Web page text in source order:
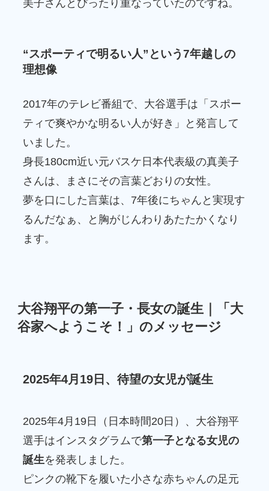
美子さんとぴったり重なっていたのですね。
“スポーティで明るい人”という7年越しの
理想像
2017年のテレビ番組で、大谷選手は「スポー
ティで爽やかな明るい人が好き」と発言して
いました。
身長180cm近い元バスケ日本代表級の真美子
さんは、まさにその言葉どおりの女性。
夢を口にした言葉は、7年後にちゃんと実現す
るんだなぁ、と胸がじんわりあたたかくなり
ます。
大谷翔平の第一子・長女の誕生｜「大
谷家へようこそ！」のメッセージ
2025年4月19日、待望の女児が誕生
2025年4月19日（日本時間20日）、大谷翔平
選手はインスタグラムで第一子となる女児の
誕生を発表しました。
ピンクの靴下を履いた小さな赤ちゃんの足元